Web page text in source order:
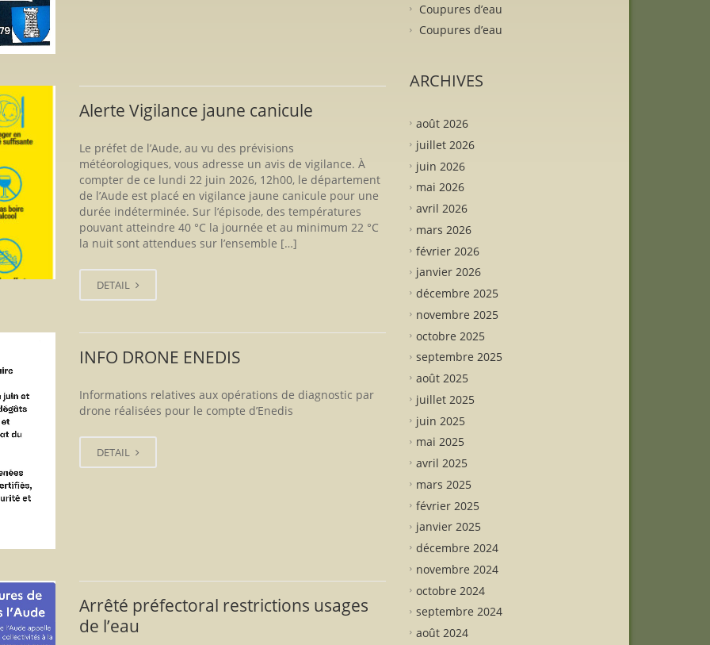
Alerte Vigilance jaune canicule
Le préfet de l’Aude, au vu des prévisions
météorologiques, vous adresse un avis de vigilance. À
compter de ce lundi 22 juin 2026, 12h00, le département
de l’Aude est placé en vigilance jaune canicule pour une
durée indéterminée. Sur l’épisode, des températures
pouvant atteindre 40 °C la journée et au minimum 22 °C
la nuit sont attendues sur l’ensemble […]
DETAIL
INFO DRONE ENEDIS
Informations relatives aux opérations de diagnostic par
drone réalisées pour le compte d’Enedis
DETAIL
Arrêté préfectoral restrictions usages
de l’eau
Coupures d’eau
Coupures d’eau
ARCHIVES
août 2026
juillet 2026
juin 2026
mai 2026
avril 2026
mars 2026
février 2026
janvier 2026
décembre 2025
novembre 2025
octobre 2025
septembre 2025
août 2025
juillet 2025
juin 2025
mai 2025
avril 2025
mars 2025
février 2025
janvier 2025
décembre 2024
novembre 2024
octobre 2024
septembre 2024
août 2024